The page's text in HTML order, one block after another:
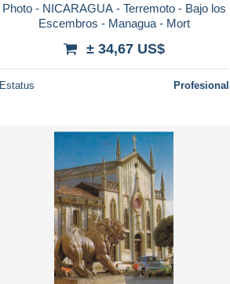
Photo - NICARAGUA - Terremoto - Bajo los
Escembros - Managua - Mort
± 34,67 US$
Estatus Profesional